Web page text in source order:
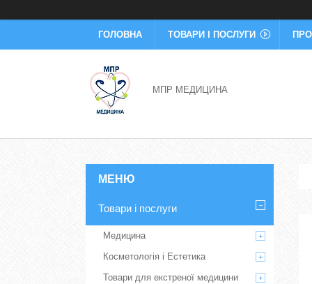
ГОЛОВНА ТОВАРИ І ПОСЛУГИ
МПР МЕДИЦИНА
Товари і послуги
Медицина
Косметологія і Естетика
Товари для екстреної медицини